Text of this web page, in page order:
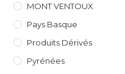
MONT VENTOUX
Pays Basque
Produits Dérivés
Pyrénées